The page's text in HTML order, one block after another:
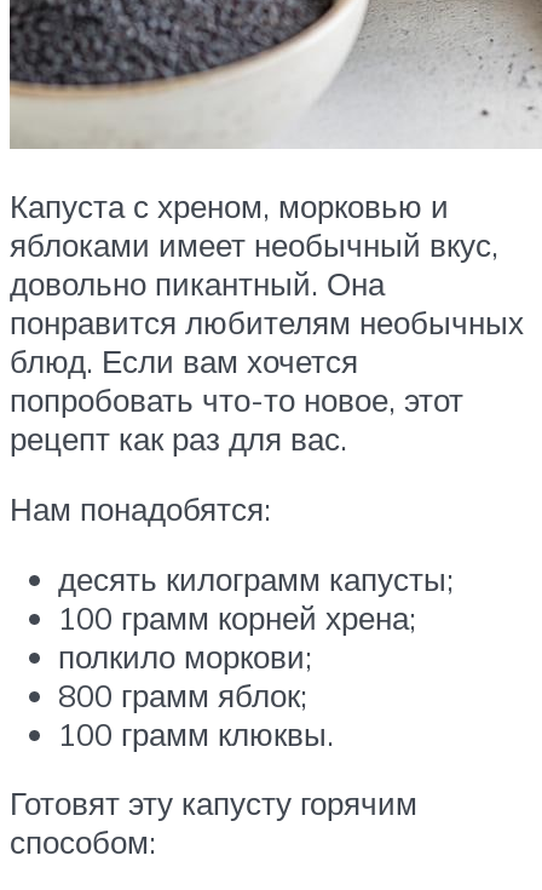
Капуста с хреном, морковью и
яблоками имеет необычный вкус,
довольно пикантный. Она
понравится любителям необычных
блюд. Если вам хочется
попробовать что-то новое, этот
рецепт как раз для вас.
Нам понадобятся:
десять килограмм капусты;
100 грамм корней хрена;
полкило моркови;
800 грамм яблок;
100 грамм клюквы.
Готовят эту капусту горячим
способом: